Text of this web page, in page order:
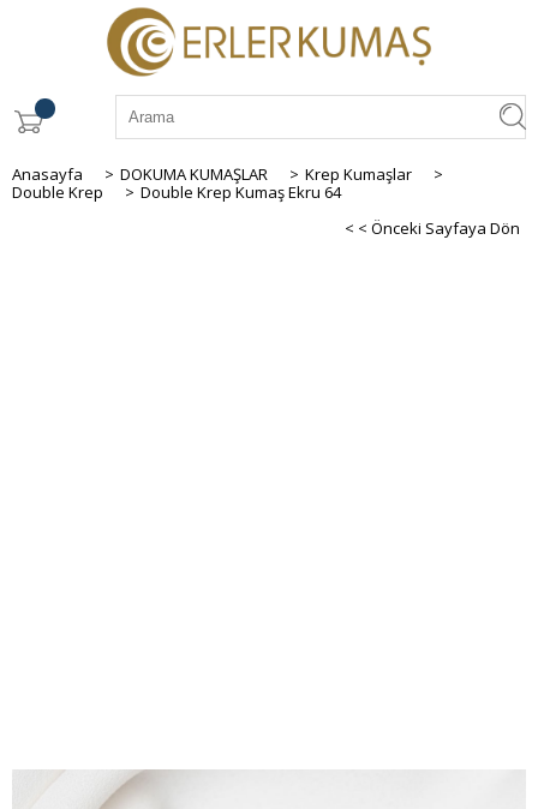
Anasayfa > DOKUMA KUMAŞLAR > Krep Kumaşlar
>
Double Krep
> Double Krep Kumaş Ekru 64
< < Önceki Sayfaya Dön